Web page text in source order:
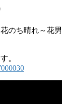
のち晴れ～花男
。